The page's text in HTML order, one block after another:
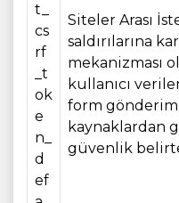
t_
cs
rf
_t
ok
e
n_
d
ef
Siteler Arası
saldırılarına
mekanizması
kullanıcı
form
kaynaklardan
güvenlik